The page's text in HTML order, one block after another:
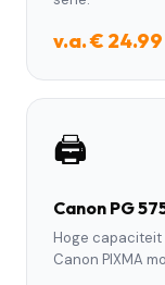
v.a. € 24.99
🖨️
Canon PG
Hoge
Canon PIXMA